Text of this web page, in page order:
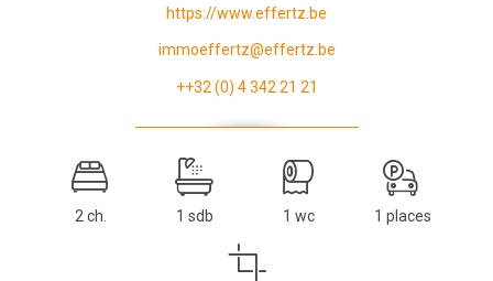
https://www.effertz.be
immoeffertz@effertz.be
++32 (0) 4 342 21 21
2 ch. 1 sdb 1 wc 1 places